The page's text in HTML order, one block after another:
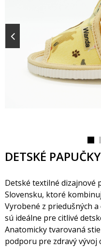
DETSKÉ
Detské textilné dizajnové
Slovensku, ktoré
Vyrobené z priedušných
sú ideálne pre citlivé
Anatomicky tvarovaná
podporu pre zdravý vývoj